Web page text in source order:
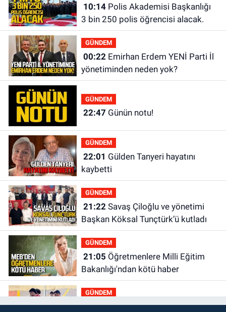
10:14Polis Akademisi Başkanlığı
3 bin 250 polis öğrencisi alacak.
GÜNDEM
00:22Emirhan Erdem YENİ Parti İl
yönetiminden neden yok?
GÜNDEM
22:47 Günün notu!
GÜNDEM
22:01
kaybetti
GÜNDEM
21:22Savaş Çiloğlu ve yönetimi
Başkan Köksal Tunçtürk’ü kutladı
GÜNDEM
21:05
Bakanlığı'ndan kötü haber
GÜNDEM
19:34Zonguldakspor Bolu'da 3